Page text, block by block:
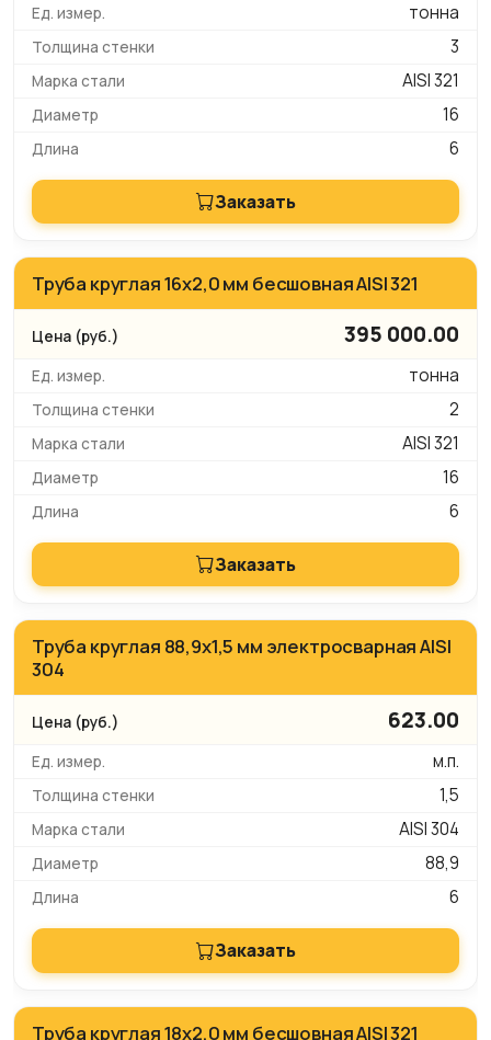
тонна
3
AISI 321
16
6
Заказать
Труба круглая 16х2,0 мм бесшовная AISI 321
395 000.00
тонна
2
AISI 321
16
6
Заказать
Труба круглая 88,9х1,5 мм электросварная AISI
304
623.00
м.п.
1,5
AISI 304
88,9
6
Заказать
Труба круглая 18х2,0 мм бесшовная AISI 321